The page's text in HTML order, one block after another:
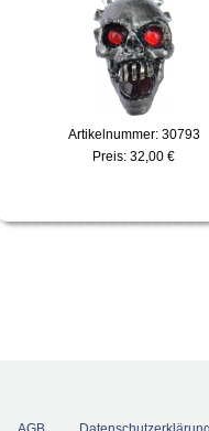
Artikelnummer: 30793
Preis: 32,00 €